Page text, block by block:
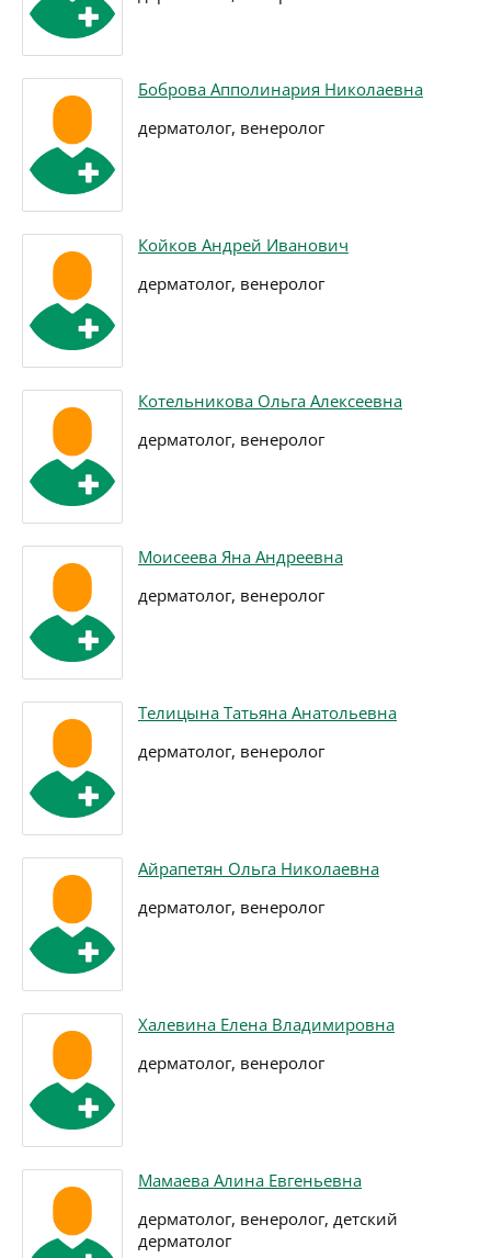
Боброва Апполинария Николаевна
дерматолог, венеролог
Койков Андрей Иванович
дерматолог, венеролог
Котельникова Ольга Алексеевна
дерматолог, венеролог
Моисеева Яна Андреевна
дерматолог, венеролог
Телицына Татьяна Анатольевна
дерматолог, венеролог
Айрапетян Ольга Николаевна
дерматолог, венеролог
Халевина Елена Владимировна
дерматолог, венеролог
Мамаева Алина Евгеньевна
дерматолог, венеролог, детский
дерматолог